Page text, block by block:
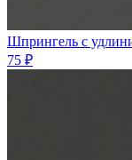
Шпрингель с
75 ₽